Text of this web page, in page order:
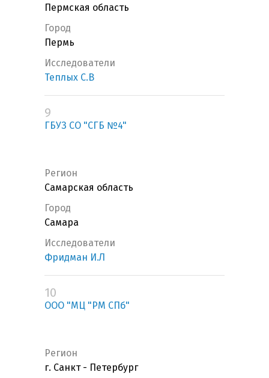
Пермская область
Город
Пермь
Исследователи
Теплых С.В
9
ГБУЗ СО "СГБ №4"
Регион
Самарская область
Город
Самара
Исследователи
Фридман И.Л
10
ООО "МЦ "РМ СПб"
Регион
г. Санкт - Петербург